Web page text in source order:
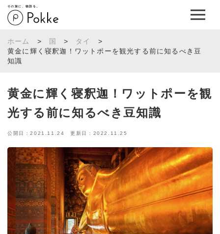
その旅に、物語を。
ホーム > 国 > タイ
>
黄金に輝く寝釈迦！ワットポーを観光する前に知るべき豆
知識
黄金に輝く寝釈迦！ワットポーを観
光する前に知るべき豆知識
公開日：2021.11.24 更新日：2022.11.25